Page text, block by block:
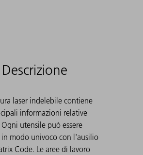
Descrizione
laser indelebile contiene
informazioni relative
utensile può essere
modo univoco con l'ausilio
Code. Le aree di lavoro